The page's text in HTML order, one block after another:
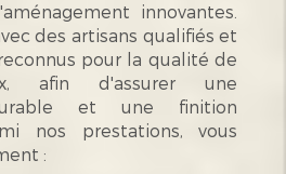
innovantes.
des artisans qualifiés et
pour la qualité de
afin d'assurer une
et une finition
nos prestations, vous
: